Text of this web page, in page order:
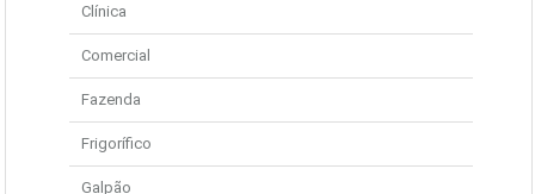
Clínica
Comercial
Fazenda
Frigorífico
Galpão